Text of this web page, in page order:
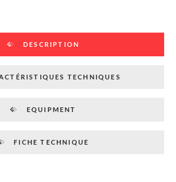
DESCRIPTION
TECHNIQUES
EQUIPMENT
FICHE TECHNIQUE